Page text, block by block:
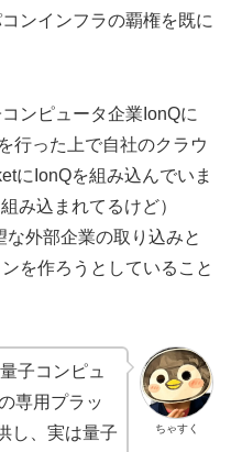
ンインフラの覇権を既に
ンピュータ企業IonQに
行った上で自社のクラウ
にIonQを組み込んでいま
み込まれてるけど）
外部企業の取り込みと
を作ろうとしていること
ちゃすく
子コンピュ
専用プラッ
し、実は量子